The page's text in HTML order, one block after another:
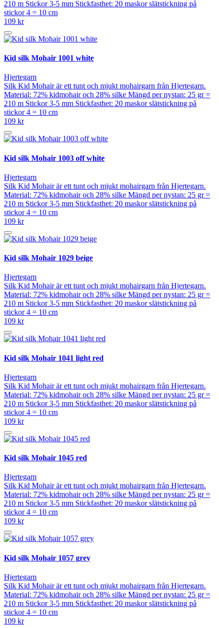
210 m Stickor 3-5 mm Stickfasthet: 20 maskor slätstickning på
stickor 4 = 10 cm
109 kr
Kid silk Mohair 1001 white
Hjertegarn
Silk Kid Mohair är ett tunt och mjukt mohairgarn från Hjertegarn.
Material: 72% kidmohair och 28% silke Mängd per nystan: 25 gr =
210 m Stickor 3-5 mm Stickfasthet: 20 maskor slätstickning på
stickor 4 = 10 cm
109 kr
Kid silk Mohair 1003 off white
Hjertegarn
Silk Kid Mohair är ett tunt och mjukt mohairgarn från Hjertegarn.
Material: 72% kidmohair och 28% silke Mängd per nystan: 25 gr =
210 m Stickor 3-5 mm Stickfasthet: 20 maskor slätstickning på
stickor 4 = 10 cm
109 kr
Kid silk Mohair 1029 beige
Hjertegarn
Silk Kid Mohair är ett tunt och mjukt mohairgarn från Hjertegarn.
Material: 72% kidmohair och 28% silke Mängd per nystan: 25 gr =
210 m Stickor 3-5 mm Stickfasthet: 20 maskor slätstickning på
stickor 4 = 10 cm
109 kr
Kid silk Mohair 1041 light red
Hjertegarn
Silk Kid Mohair är ett tunt och mjukt mohairgarn från Hjertegarn.
Material: 72% kidmohair och 28% silke Mängd per nystan: 25 gr =
210 m Stickor 3-5 mm Stickfasthet: 20 maskor slätstickning på
stickor 4 = 10 cm
109 kr
Kid silk Mohair 1045 red
Hjertegarn
Silk Kid Mohair är ett tunt och mjukt mohairgarn från Hjertegarn.
Material: 72% kidmohair och 28% silke Mängd per nystan: 25 gr =
210 m Stickor 3-5 mm Stickfasthet: 20 maskor slätstickning på
stickor 4 = 10 cm
109 kr
Kid silk Mohair 1057 grey
Hjertegarn
Silk Kid Mohair är ett tunt och mjukt mohairgarn från Hjertegarn.
Material: 72% kidmohair och 28% silke Mängd per nystan: 25 gr =
210 m Stickor 3-5 mm Stickfasthet: 20 maskor slätstickning på
stickor 4 = 10 cm
109 kr